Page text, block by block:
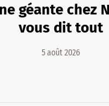
géante chez
vous dit tout
5 août 2026